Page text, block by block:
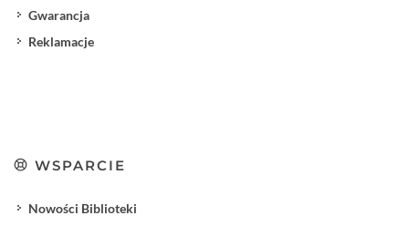
Gwarancja
Reklamacje
WSPARCIE
Nowości Biblioteki